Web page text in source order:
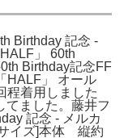
Birthday 記念 -
」 60th
Birthday記念FF
HALF」 オール
程着用しました
てました。藤井フ
記念 - メルカ
イズ]本体 縦約